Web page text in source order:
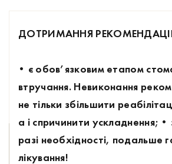
ДОТРИМАННЯ
• є обов’язковим етапом
втручання. Невиконання
не тільки збільшити
а і спричинити ускладнення; •
разі необхідності, подальше
лікування!